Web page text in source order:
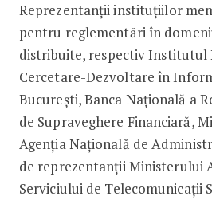
Reprezentanţii instituțiilor
pentru reglementări în
distribuite, respectiv Institutul
Cercetare-Dezvoltare în
București, Banca Națională a
de Supraveghere Financiară,
Agenția Națională de
de reprezentanții Ministerului
Serviciului de Telecomunicații